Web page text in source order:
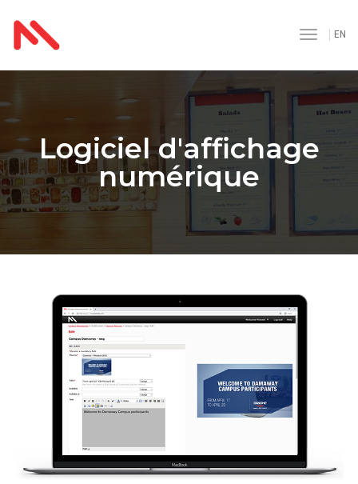
toggle
EN
Logiciel d'affichage
numérique